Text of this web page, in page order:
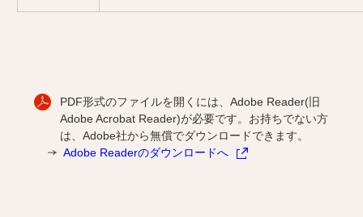
PDF形式のファイルを開くには、Adobe Reader(旧
Adobe Acrobat Reader)が必要です。お持ちでない方
は、Adobe社から無償でダウンロードできます。
Adobe Readerのダウンロードへ